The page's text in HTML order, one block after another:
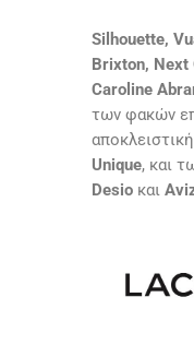
Silhouette,
Brixton, Next
Caroline
των φακών
Unique, και
Desio και